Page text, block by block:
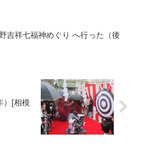
吉祥七福神めぐり へ行った（後
）[相模